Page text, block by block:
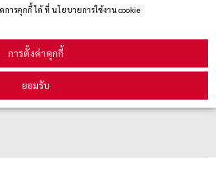
ารคุกกี้ ได้ ที่ นโยบายการใช้งาน cookie
การตั้งค่าคุกกี้
ยอมรับ
รับข่าวสาร